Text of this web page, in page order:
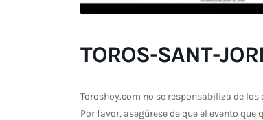
TOROS-SANT-
Toroshoy.com no se responsabiliza de
Por favor, asegúrese de que el evento que